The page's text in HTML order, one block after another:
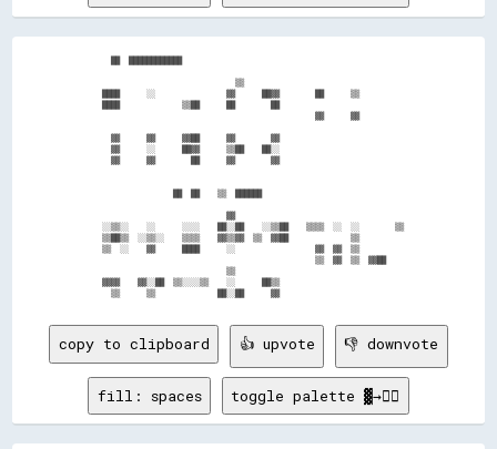
    ██  ████████████
                                ▒▒
  ████      ░░                ▓▓      ██▓▓        ██      ▒▒
  ████              ▒▒██      ██        ██
                                                  ▓▓      ▓▓
    ▓▓      ▓▓      ▓▓██      ▓▓        ▓▓
    ▓▓      ░░      ██▓▓      ▒▒██    ██░░
    ▓▓      ▓▓        ██      ▓▓        ▓▓
                  ██  ██    ▒▒  ██████
                              ▓▓
  ░░▒▒░░    ░░      ░░░░    ██░░██    ░░▒▒██    ▒▒▒▒  ░░  ░░        ▒▒
  ▒▒██▒▒  ░░▒▒░░    ▒▒▒▒    ▓▓▒▒▓▓  ▒▒  ▓▓██              ▒▒
  ▒▒  ░░    ▓▓      ████      ░░                  ▓▓  ▓▓  ▒▒
                                                  ▒▒  ▓▓  ▒▒  ▓▓██
                              ▒▒
  ▓▓▓▓    ▓▓░░██  ▒▒░░░░▒▒    ░░      ██▒▒
copy to clipboard 👍 upvote 👎 downvote
fill: spaces toggle palette ▓→✊🏽